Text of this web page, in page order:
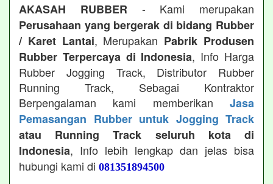
AKASAH RUBBER - Kami merupakan
Perusahaan yang bergerak di bidang Rubber
/ Karet Lantai, Merupakan Pabrik Produsen
Rubber Terpercaya di Indonesia, Info Harga
Rubber Jogging Track, Distributor Rubber
Running Track, Sebagai Kontraktor
Berpengalaman kami memberikan Jasa
Pemasangan Rubber untuk Jogging Track
atau Running Track seluruh kota di
Indonesia, Info lebih lengkap dan jelas bisa
hubungi kami di 081351894500